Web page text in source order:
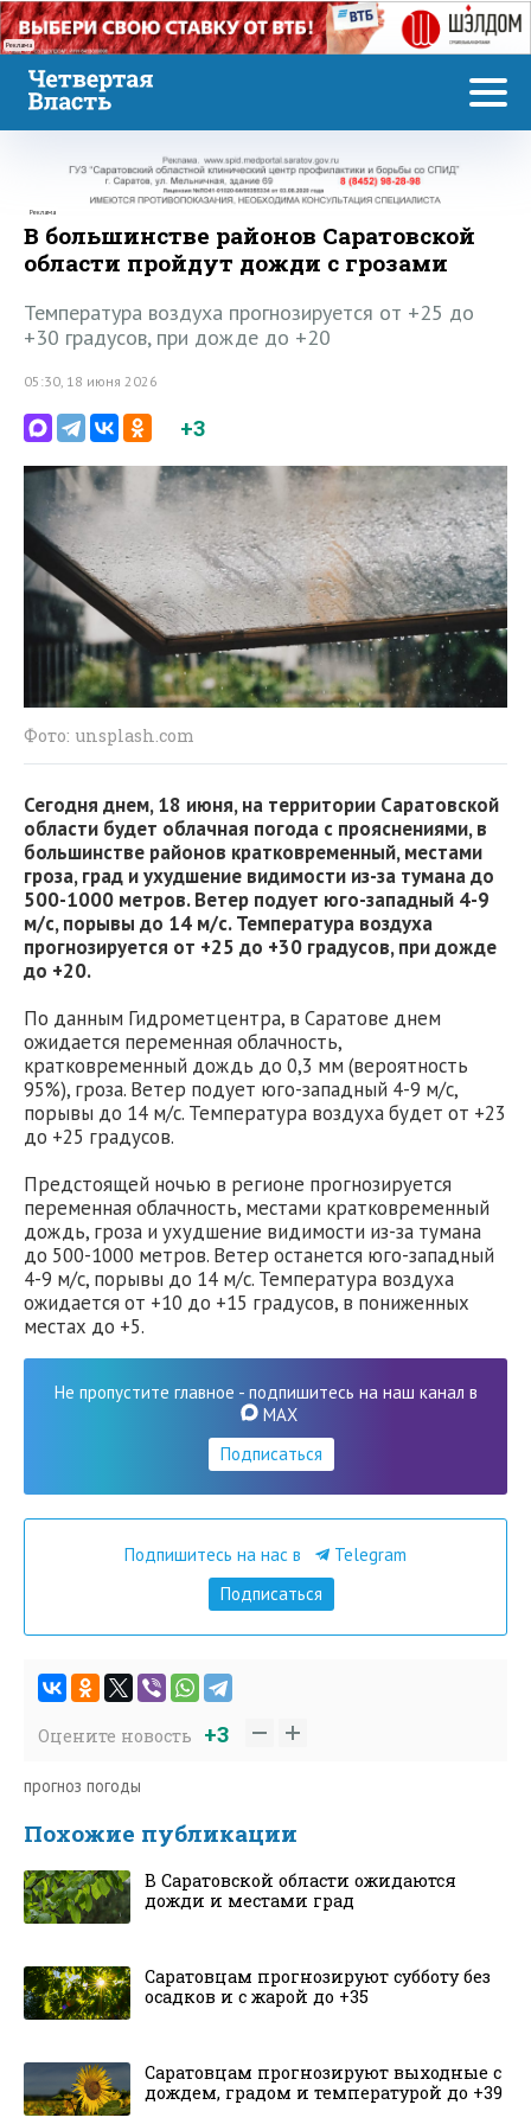
Реклама
Реклама
В большинстве районов Саратовской
области пройдут дожди с грозами
Температура воздуха прогнозируется от +25 до
+30 градусов, при дожде до +20
05:30, 18 июня 2026
+3
Фото: unsplash.com
Сегодня днем, 18 июня, на территории Саратовской
области будет облачная погода с прояснениями, в
большинстве районов кратковременный, местами
гроза, град и ухудшение видимости из-за тумана до
500-1000 метров. Ветер подует юго-западный 4-9
м/с, порывы до 14 м/с. Температура воздуха
прогнозируется от +25 до +30 градусов, при дожде
до +20.
По данным Гидрометцентра, в Саратове днем
ожидается переменная облачность,
кратковременный дождь до 0,3 мм (вероятность
95%), гроза. Ветер подует юго-западный 4-9 м/с,
порывы до 14 м/с. Температура воздуха будет от +23
до +25 градусов.
Предстоящей ночью в регионе прогнозируется
переменная облачность, местами кратковременный
дождь, гроза и ухудшение видимости из-за тумана
до 500-1000 метров. Ветер останется юго-западный
4-9 м/с, порывы до 14 м/с. Температура воздуха
ожидается от +10 до +15 градусов, в пониженных
местах до +5.
Не пропустите главное - подпишитесь на наш канал в
MAX
Подписаться
Подпишитесь на нас в
Telegram
Подписаться
Оцените новость +3
прогноз погоды
Похожие публикации
В Саратовской области ожидаются
дожди и местами град
Саратовцам прогнозируют субботу без
осадков и с жарой до +35
Саратовцам прогнозируют выходные с
дождем, градом и температурой до +39